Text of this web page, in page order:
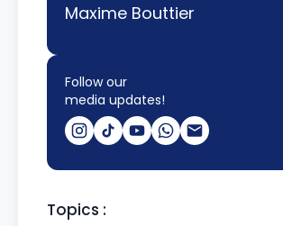
Maxime Bouttier
Follow our
media updates!
Topics :